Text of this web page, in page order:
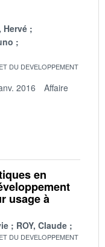
Hervé
DU DEVELOPPEMENT
2016
Affaire
en
usage à
ROY, Claude
DU DEVELOPPEMENT